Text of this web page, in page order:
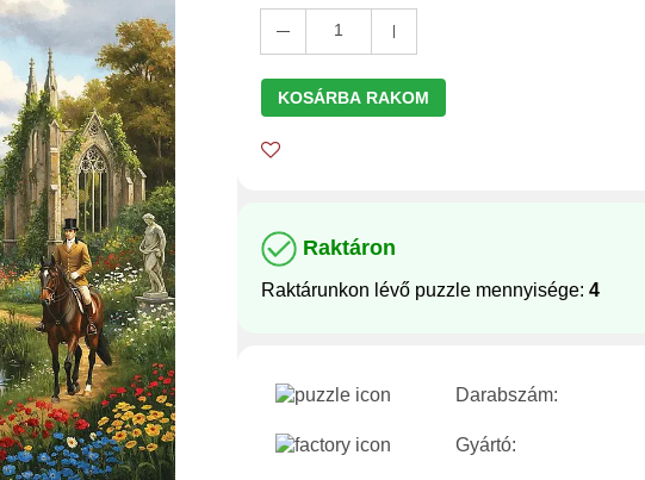
1
KOSÁRBA RAKOM
Raktáron
Raktárunkon lévő puzzle mennyisége: 4
Darabszám:
Gyártó: